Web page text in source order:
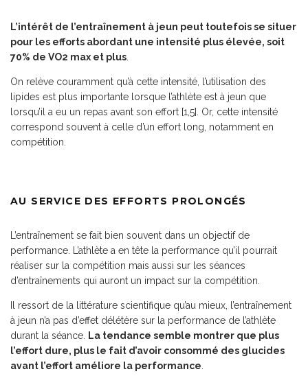
L’intérêt de l’entraînement à jeun peut toutefois se situer
pour les efforts abordant une intensité plus élevée, soit
70% de VO2 max et plus
On relève couramment qu’à cette intensité, l’utilisation des
lipides est plus importante lorsque l’athlète est à jeun que
lorsqu’il a eu un repas avant son effort [1,5]. Or, cette intensité
correspond souvent à celle d’un effort long, notamment en
compétition.
AU SERVICE DES EFFORTS PROLONGÉS
L’entraînement se fait bien souvent dans un objectif de
performance. L’athlète a en tête la performance qu’il pourrait
réaliser sur la compétition mais aussi sur les séances
d’entraînements qui auront un impact sur la compétition.
Il ressort de la littérature scientifique qu’au mieux, l’entraînement
à jeun n’a pas d’effet délétère sur la performance de l’athlète
durant la séance.
La tendance semble montrer que plus
l’effort dure, plus le fait d’avoir consommé des glucides
avant l’effort améliore la performance